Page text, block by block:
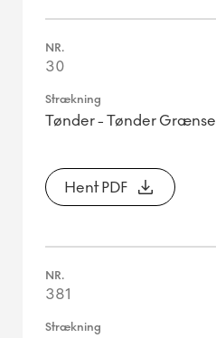
30
Tønder - Tønder Grænse
Hent PDF
381